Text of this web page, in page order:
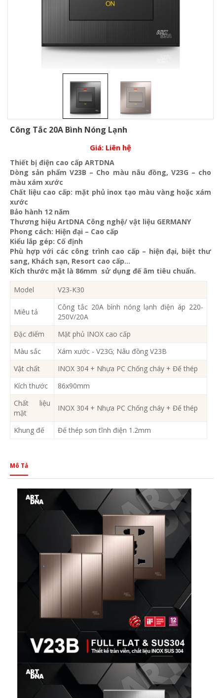
Công Tắc 20A Bình Nóng Lạnh
Giá: Liên hệ
Thiết bị điện cao cấp ARTDNA
Dòng sản phẩm V23B – Cho màu nâu đồng, V23G – cho
màu xám xước
Chất liệu cao cấp: mặt phủ inox tạo màu vàng hoặc xám
xước
Bảo hành 12 năm
Thương hiệu ArtDNA Công nghệ/ vật liệu GERMANY
Phong cách: Hiện đại – Cao cấp
Kiểu lắp gép: Cố định
Phù hợp với các công trình cao cấp – hiện đại, biệt thư
sang, Khách sạn, Resort cao cấp…
Kích thước mặt là 86mm sử dụng đế âm tiêu chuẩn.
Model
V23-K30
Miêu tả
Công tắc 20A bình nóng lạnh điện áp 220-
250V/20A
Đặc điểm
Mặt phủ INOX cao cấp
Màu sắc
Xám xước - V23G; Nâu đồng V23B
Vật chất
INOX 304 + Nhựa PC Chống cháy + Đế thép
Kích thước
86x90mm
Chất liệu
mặt
INOX 304 + Nhựa PC Chống cháy + Đế thép
Khung đế Đế thép sơn tĩnh điện 1.2mm
Mô Tả